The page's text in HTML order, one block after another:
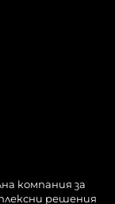
компания за
решения